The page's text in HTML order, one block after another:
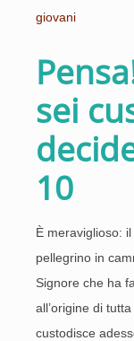
giovani
sei
10
È meraviglioso:
pellegrino in
Signore che ha
all’origine di
custodisce